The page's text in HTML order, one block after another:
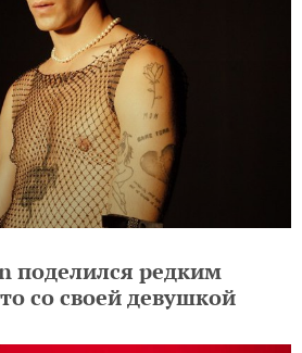
поделился редким
со своей девушкой